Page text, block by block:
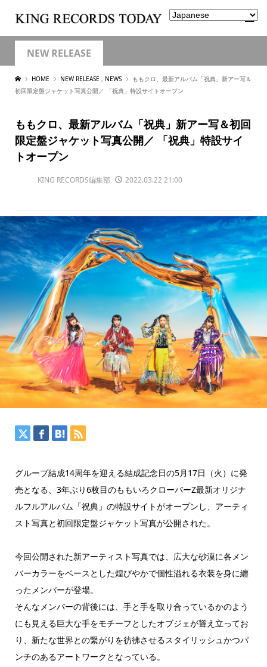
NEW RELEASE
HOME NEW RELEASE , NEWS
ももクロ、最新アルバム「祝典」新アー写＆
初回限定盤ジャケット写真公開／ 「祝典」特設サイトオープン
ももクロ、最新アルバム「祝典」新アー写＆初回
限定盤ジャケット写真公開／ 「祝典」特設サイ
トオープン
KING RECORDS編集部 2022.03.22 21:00
グループ結成14周年を迎える結成記念日の5月17日（火）に発
売となる、3年ぶり6枚目のももいろクローバーZ最新オリジナ
ルフルアルバム「祝典」の特設サイトがオープンし、アーティ
スト写真と初回限定盤ジャケット写真が公開された。
今回公開された新アーティスト写真では、広大な砂漠に各メン
バーカラーをベースとした煌びやかで個性溢れる衣装を身に纏
ったメンバーが登場。
そんなメンバーの背後には、手と手を取り合っているかのよう
にも見える巨大な手をモチーフとしたオブジェが聳え立ってお
り、新たな世界との繋がりを彷彿させるスタイリッシュかつパ
ンチのあるアートワークとなっている。